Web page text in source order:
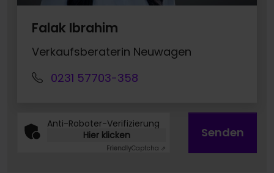
Falak Ibrahim
Verkaufsberaterin Neuwagen
0231 57703-358
Anti-Roboter-Verifizierung
Hier klicken
FriendlyCaptcha ⇗
Senden